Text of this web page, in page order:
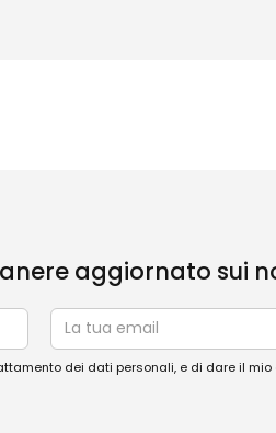
aggiornato sui
dei dati personali, e di dare il